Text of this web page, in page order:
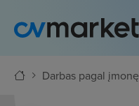
Darbas pagal įmonę